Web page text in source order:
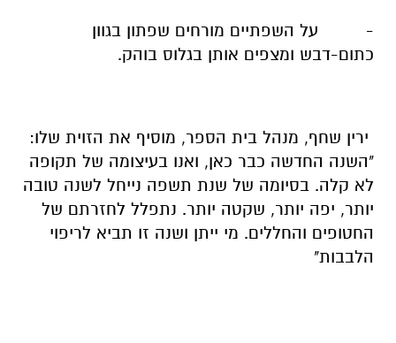
- על השפתיים מורחים שפתון בגוון
כתום-דבש ומצפים אותן בגלוס בוהק.
ירין שחף, מנהל בית הספר, מוסיף את הזוית שלו:
"השנה החדשה כבר כאן, ואנו בעיצומה של תקופה
לא קלה. בסיומה של שנת תשפה נייחל לשנה טובה
יותר, יפה יותר, שקטה יותר. נתפלל לחזרתם של
החטופים והחללים. מי ייתן ושנה זו תביא לריפוי
הלבבות"